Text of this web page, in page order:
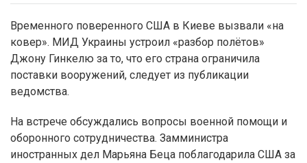
Временного поверенного США в Киеве вызвали «на
ковер». МИД Украины устроил «разбор полётов»
Джону Гинкелю за то, что его страна ограничила
поставки вооружений, следует из публикации
ведомства.
На встрече обсуждались вопросы военной помощи и
оборонного сотрудничества. Замминистра
иностранных дел Марьяна Беца поблагодарила США за